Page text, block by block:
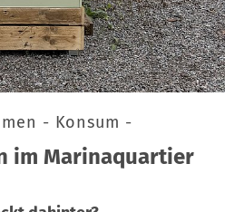
- Konsum -
im Marinaquartier